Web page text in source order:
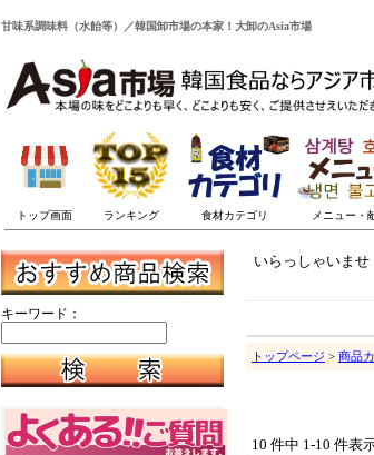
甘味系調味料（水飴等）／韓国卸市場の本家！大卸のAsia市場
キーワード：
いらっしゃいま
トップページ > 商品
10 件中 1-10 件表